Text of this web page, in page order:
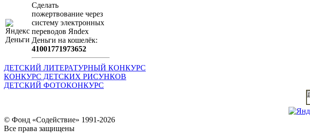
Сделать
пожертвование через
систeму элeктронных
пeрeводов Яndex
Деньги на кошeлёк:
41001771973652
ДЕТСКИЙ ЛИТЕРАТУРНЫЙ КОНКУРС
КОНКУРС ДЕТСКИХ РИСУНКОВ
ДЕТСКИЙ ФОТОКОНКУРС
© Фонд «Содействие» 1991-2026
Все права защищены